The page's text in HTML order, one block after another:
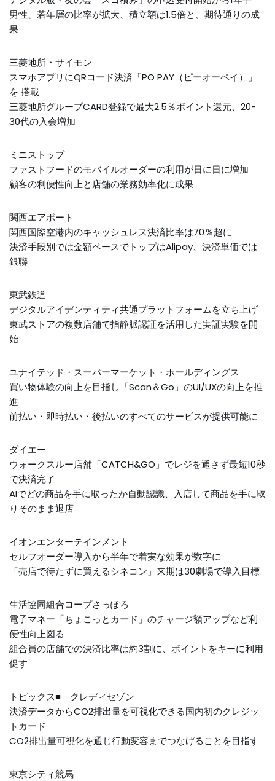
男性、若年層の比率が拡大、積立額は1.5倍と、期待通りの成
果
三菱地所・サイモン
スマホアプリにQRコード決済「PO PAY（ピーオーペイ）」
を 搭載
三菱地所グループCARD登録で最大2.5％ポイント還元、20-
30代の入会増加
ミニストップ
ファストフードのモバイルオーダーの利用が日に日に増加
顧客の利便性向上と店舗の業務効率化に成果
関西エアポート
関西国際空港内のキャッシュレス決済比率は70％超に
決済手段別では金額ベースでトップはAlipay、決済単価では
銀聯
東武鉄道
デジタルアイデンティティ共通プラットフォームを立ち上げ
東武ストアの複数店舗で指静脈認証を活用した実証実験を開
始
ユナイテッド・スーパーマーケット・ホールディングス
買い物体験の向上を目指し「Scan＆Go」のUI/UXの向上を推
進
前払い・即時払い・後払いのすべてのサービスが提供可能に
ダイエー
ウォークスルー店舗「CATCH&GO」でレジを通さず最短10秒
で決済完了
AIでどの商品を手に取ったか自動認識、入店して商品を手に取
りそのまま退店
イオンエンターテインメント
セルフオーダー導入から半年で着実な効果が数字に
「売店で待たずに買えるシネコン」来期は30劇場で導入目標
生活協同組合コープさっぽろ
電子マネー「ちょこっとカード」のチャージ額アップなど利
便性向上図る
組合員の店舗での決済比率は約3割に、ポイントをキーに利用
促す
トピックス■ クレディセゾン
決済データからCO2排出量を可視化できる国内初のクレジッ
トカード
CO2排出量可視化を通じ行動変容までつなげることを目指す
東京シティ競馬